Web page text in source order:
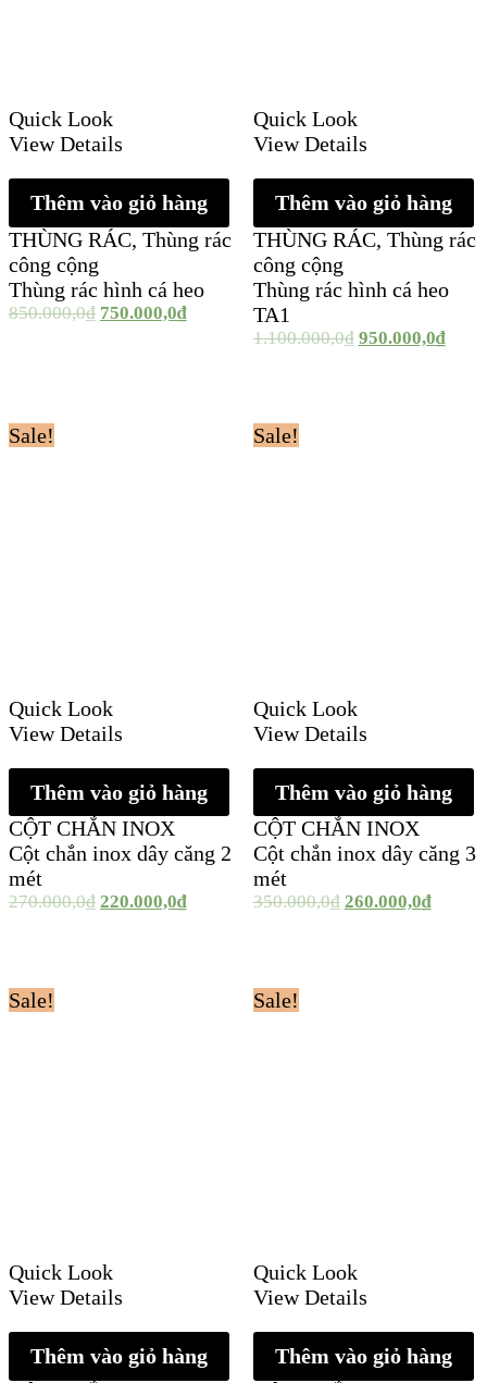
Quick Look
View Details
Thêm vào giỏ hàng
THÙNG RÁC, Thùng rác
công cộng
Thùng rác hình cá heo
850.000,0₫ 750.000,0₫
Quick Look
View Details
Thêm vào giỏ hàng
THÙNG RÁC, Thùng rác
công cộng
Thùng rác hình cá heo
TA1
1.100.000,0₫ 950.000,0₫
Sale!
Quick Look
View Details
Thêm vào giỏ hàng
CỘT CHẮN INOX
Cột chắn inox dây căng 2
mét
270.000,0₫ 220.000,0₫
Sale!
Quick Look
View Details
Thêm vào giỏ hàng
CỘT CHẮN INOX
Cột chắn inox dây căng 3
mét
350.000,0₫ 260.000,0₫
Sale!
Quick Look
View Details
Thêm vào giỏ hàng
Sale!
Quick Look
View Details
Thêm vào giỏ hàng